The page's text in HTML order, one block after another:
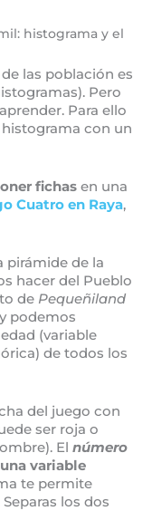
histograma y el
las población es
Pero
Para ello
con un
fichas en una
Cuatro en Raya,
pirámide de la
hacer del Pueblo
de Pequeñiland
podemos
(variable
de todos los
del juego con
ser roja o
El número
variable
te permite
los dos